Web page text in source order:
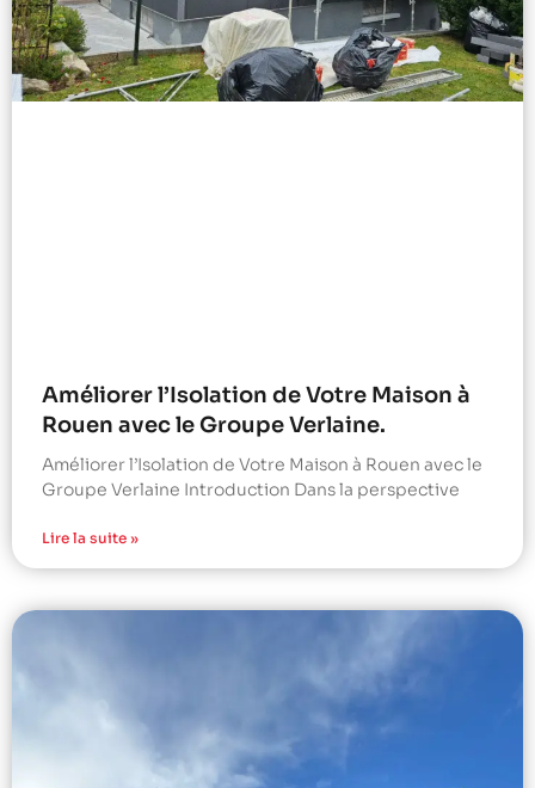
Améliorer l’Isolation de Votre Maison à
Rouen avec le Groupe Verlaine.
Améliorer l’Isolation de Votre Maison à Rouen avec le
Groupe Verlaine Introduction Dans la perspective
Lire la suite »